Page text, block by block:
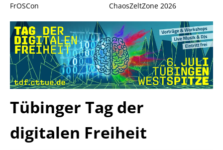
FrOSCon
ChaosZeltZone 2026
Tübinger Tag der
digitalen Freiheit